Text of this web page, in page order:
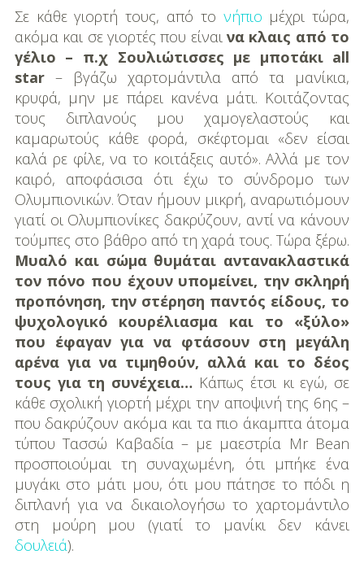
Συμβουλές
Διατροφής
Υγεία – Ψυχολογία
Σε κάθε γιορτή τους, από το νήπιο μέχρι τώρα,
ακόμα και σε γιορτές που είναινα κλαις από το
γέλιο – π.χ Σουλιώτισσες με μποτάκι all
star– βγάζω χαρτομάντιλα από τα μανίκια,
κρυφά, μην με πάρει κανένα μάτι. Κοιτάζοντας
τους διπλανούς μου χαμογελαστούς και
καμαρωτούς κάθε φορά, σκέφτομαι «δεν είσαι
καλά ρε φίλε, να το κοιτάξεις αυτό». Αλλά με τον
καιρό, αποφάσισα ότι έχω το σύνδρομο των
Ολυμπιονικών. Όταν ήμουν μικρή, αναρωτιόμουν
γιατί οι Ολυμπιονίκες δακρύζουν, αντί να κάνουν
τούμπες στο βάθρο από τη χαρά τους. Τώρα ξέρω.
Μυαλό και σώμα θυμάται αντανακλαστικά
τον πόνο που έχουν υπομείνει, την σκληρή
προπόνηση, την στέρηση παντός είδους, το
ψυχολογικό κουρέλιασμα και το «ξύλο»
που έφαγαν για να φτάσουν στη μεγάλη
αρένα για να τιμηθούν, αλλά και το δέος
τους για τη συνέχεια… Κάπως έτσι κι εγώ, σε
κάθε σχολική γιορτή μέχρι την αποψινή της 6ης –
που δακρύζουν ακόμα και τα πιο άκαμπτα άτομα
τύπου Τασσώ Καβαδία – με μαεστρία Mr Bean
προσποιούμαι τη συναχωμένη, ότι μπήκε ένα
μυγάκι στο μάτι μου, ότι μου πάτησε το πόδι η
διπλανή για να δικαιολογήσω το χαρτομάντιλο
στη μούρη μου (γιατί το μανίκι δεν κάνει
δουλειά).